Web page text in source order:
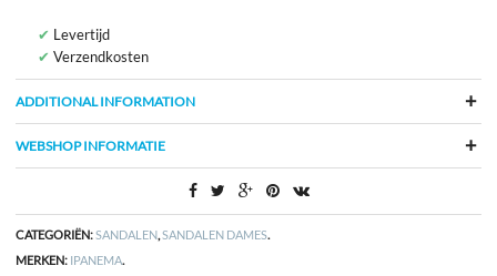
Levertijd
Verzendkosten
ADDITIONAL INFORMATION
WEBSHOP INFORMATIE
CATEGORIËN:SANDALEN,SANDALEN DAMES.
MERKEN: IPANEMA.